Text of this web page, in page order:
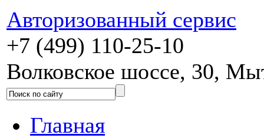
Авторизованный сервис
+7 (499) 110-25-10
Волковское шоссе, 30,
Главная